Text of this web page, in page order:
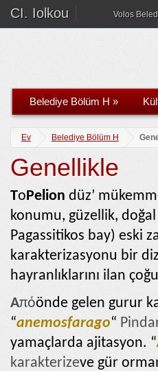
CI. Iolkou Volos
Belediye Bölüm H »
Ev Belediye Bölüm H
Genellikle
TοPelion düz’
konumu, güzellik,
Pagassitikos bay) eski
karakterizasyonu bir
hayranlıklarını ilan
Aπόönde gelen gurur
“anemosfarago“
yamaçlarda ajitasyon. “
karakterizeve gür